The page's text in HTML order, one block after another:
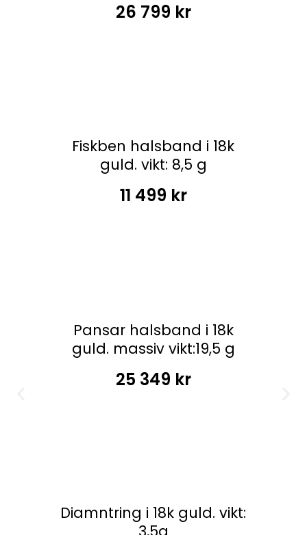
26 799 kr
Fiskben halsband i 18k
guld. vikt: 8,5 g
11 499 kr
Pansar halsband i 18k
guld. massiv vikt:19,5 g
25 349 kr
Diamntring i 18k guld. vikt: